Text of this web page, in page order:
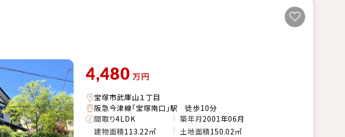
4,480 万円
宝塚市武庫山１丁目
阪急今津線「宝塚南口」駅 徒歩10分
間取り4LDK 築年月2001年06月
建物面積113.22㎡ 土地面積150.02㎡